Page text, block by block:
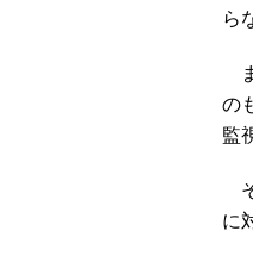
ら
の
監
に